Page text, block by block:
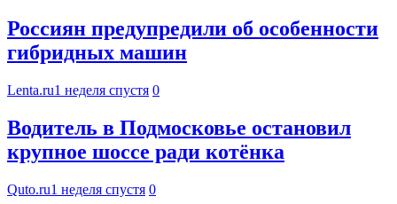
Россиян предупредили об особенности
гибридных машин
Lenta.ru1 неделя спустя 0
Водитель в Подмосковье остановил
крупное шоссе ради котёнка
Quto.ru1 неделя спустя 0